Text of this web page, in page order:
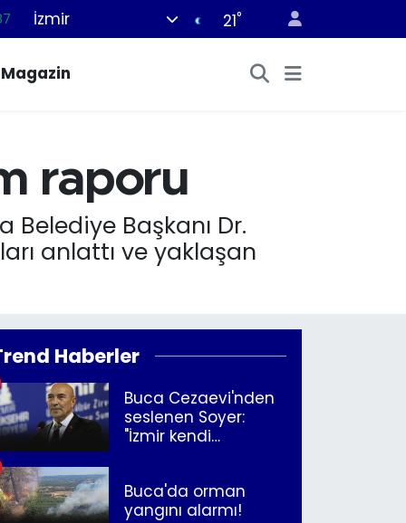
İzmir 21°
Magazin
raporu
Belediye Başkanı Dr.
anlattı ve yaklaşan
Haberler
Buca Cezaevi'nden
seslenen Soyer:
"İzmir kendi
Buca'da orman
yangını alarmı!